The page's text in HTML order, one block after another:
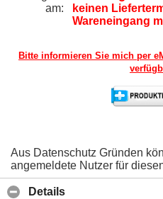
am:
keinen
Wareneingang
Bitte informieren Sie mich per
Aus Datenschutz Gründen
angemeldete Nutzer für
Details